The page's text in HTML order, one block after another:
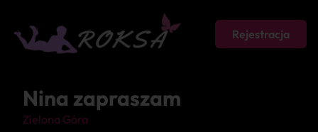
Rejestracja
Nina zapraszam
Zielona Góra